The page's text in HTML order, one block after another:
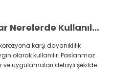
Paslanmaz Civatalar Nerelerde Kullanılır?
karşı dayanıklılık
olarak kullanılır. Paslanmaz
ve uygulamaları detaylı şekilde